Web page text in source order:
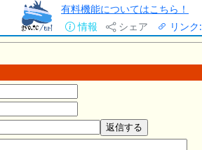
有料機能についてはこちら！
情報
シェア リンク: